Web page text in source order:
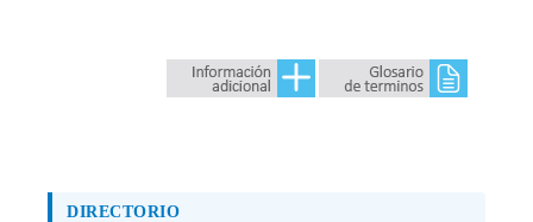
DIRECTORIO